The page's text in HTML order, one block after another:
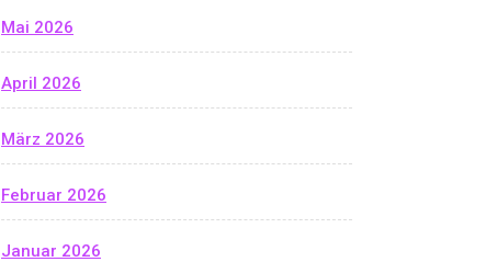
Mai 2026
April 2026
März 2026
Februar 2026
Januar 2026